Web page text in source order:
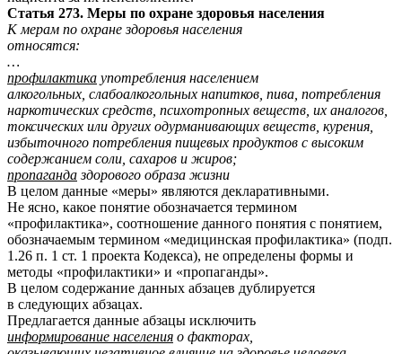
Статья 273. Меры по охране здоровья населения
К мерам по охране здоровья населения
относятся:
…
профилактика употребления населением
алкогольных, слабоалкогольных напитков, пива, потребления
наркотических средств, психотропных веществ, их аналогов,
токсических или других одурманивающих веществ, курения,
избыточного потребления пищевых продуктов с высоким
содержанием соли, сахаров и жиров;
пропагандаздорового образа жизни
В целом данные «меры» являются декларативными.
Не ясно, какое понятие обозначается термином
«профилактика», соотношение данного понятия с понятием,
обозначаемым термином «медицинская профилактика» (подп.
1.26 п. 1 ст. 1 проекта Кодекса), не определены формы и
методы «профилактики» и «пропаганды».
В целом содержание данных абзацев дублируется
в следующих абзацах.
Предлагается данные абзацы исключить
информирование населения о факторах,